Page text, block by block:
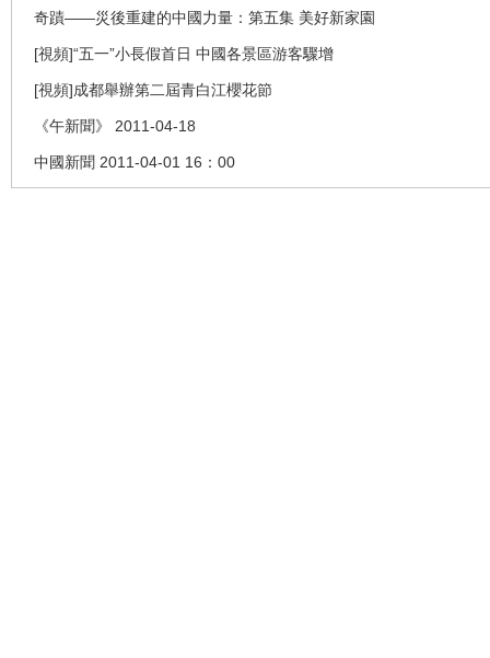
奇蹟——災後重建的中國力量：第五集 美好新家園
[視頻]“五一”小長假首日 中國各景區游客驟增
[視頻]成都舉辦第二屆青白江櫻花節
《午新聞》 2011-04-18
中國新聞 2011-04-01 16：00